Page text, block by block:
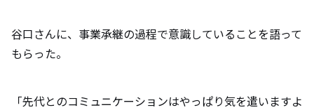
谷口さんに、事業承継の過程で意識していることを語って
もらった。
「先代とのコミュニケーションはやっぱり気を遣いますよ